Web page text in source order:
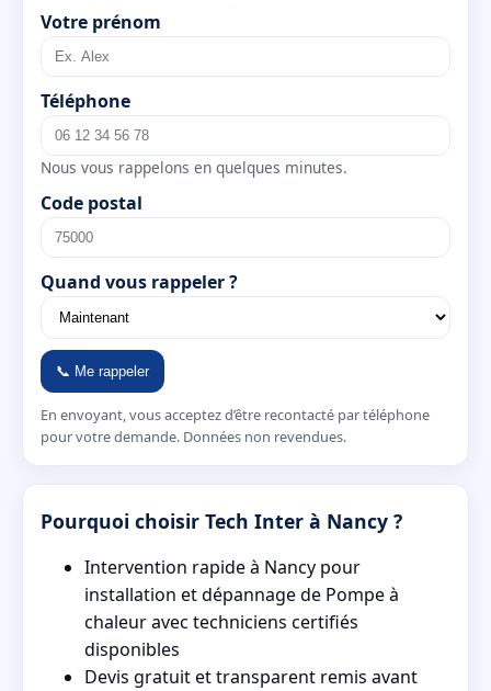
Votre prénom
Téléphone
Nous vous rappelons en quelques minutes.
Code postal
Quand vous rappeler ?
📞 Me rappeler
En envoyant, vous acceptez d’être recontacté par téléphone
pour votre demande. Données non revendues.
Pourquoi choisir Tech Inter à Nancy ?
Intervention rapide à Nancy pour
installation et dépannage de Pompe à
chaleur avec techniciens certifiés
disponibles
Devis gratuit et transparent remis avant